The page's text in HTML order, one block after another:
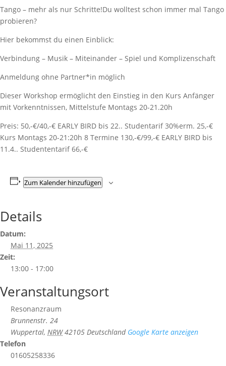
Tango – mehr als nur Schritte!Du wolltest schon immer mal Tango
probieren?
Hier bekommst du einen Einblick:
Verbindung – Musik – Miteinander – Spiel und Komplizenschaft
Anmeldung ohne Partner*in möglich
Dieser Workshop ermöglicht den Einstieg in den Kurs Anfänger
mit Vorkenntnissen, Mittelstufe Montags 20-21.20h
Preis: 50,-€/40,-€ EARLY BIRD bis 22.. Studentarif 30%erm. 25,-€
Kurs Montags 20-21:20h 8 Termine 130,-€/99,-€ EARLY BIRD bis
11.4.. Studententarif 66,-€
Zum Kalender hinzufügen
Details
Datum:
Mai 11, 2025
Zeit:
13:00 - 17:00
Veranstaltungsort
Resonanzraum
Brunnenstr. 24
Wuppertal, NRW 42105 Deutschland Google Karte anzeigen
Telefon
01605258336